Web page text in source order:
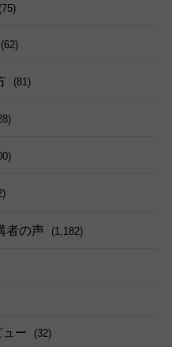
(75)
(62)
(81)
者の声 (1,182)
ュー (32)